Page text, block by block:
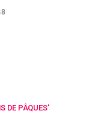
DE PÂQUES'